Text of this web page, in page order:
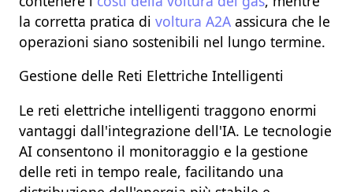
la corretta pratica di voltura A2A assicura che le
operazioni siano sostenibili nel lungo termine.
Gestione delle Reti Elettriche Intelligenti
Le reti elettriche intelligenti traggono enormi
vantaggi dall'integrazione dell'IA. Le tecnologie
AI consentono il monitoraggio e la gestione
delle reti in tempo reale, facilitando una